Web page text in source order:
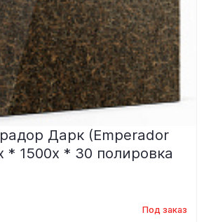
Дарк (Emperador
* 1500x * 30 полировка
Под заказ